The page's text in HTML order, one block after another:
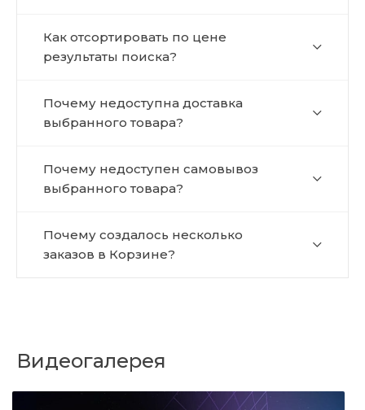
Как отсортировать по цене
результаты поиска?
Почему недоступна доставка
выбранного товара?
Почему недоступен самовывоз
выбранного товара?
Почему создалось несколько
заказов в Корзине?
Видеогалерея